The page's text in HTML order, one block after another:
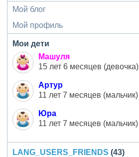
Мой блог
Мой профиль
Мои дети
Машуля
15 лет 6 месяцев (девочка)
Артур
11 лет 7 месяцев (мальчик)
Юра
11 лет 7 месяцев (мальчик)
LANG_USERS_FRIENDS (43)